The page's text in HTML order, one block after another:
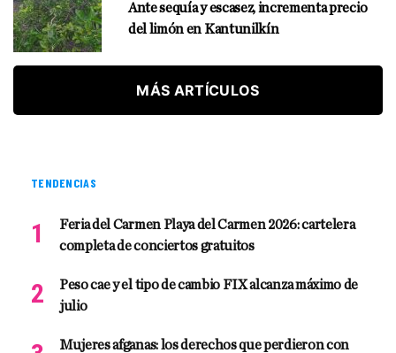
Ante sequía y escasez, incrementa precio
del limón en Kantunilkín
MÁS ARTÍCULOS
TENDENCIAS
Feria del Carmen Playa del Carmen 2026: cartelera
completa de conciertos gratuitos
Peso cae y el tipo de cambio FIX alcanza máximo de
julio
Mujeres afganas: los derechos que perdieron con